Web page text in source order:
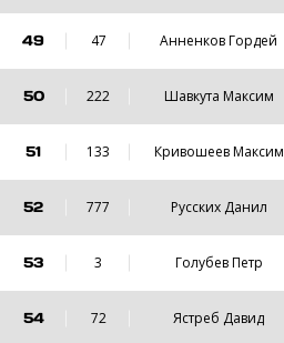
49 47 Анненков Гордей
50 222 Шавкута Максим
51 133 Кривошеев Максим
52 777 Русских Данил
53 3 Голубев Петр
54 72 Ястреб Давид